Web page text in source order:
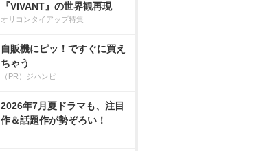
『VIVANT』の世界観再現
オリコンタイアップ特集
自販機にピッ！ですぐに買え
ちゃう
（PR）ジハンピ
2026年7月夏ドラマも、注目
作＆話題作が勢ぞろい！